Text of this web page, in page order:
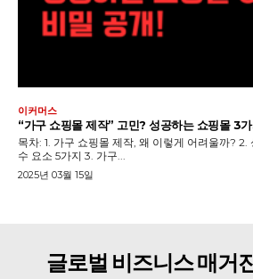
이커머스
“가구 쇼핑몰 제작” 고민? 성공하는 쇼핑몰 3
목차: 1. 가구 쇼핑몰 제작, 왜 이렇게 어려울까?
수 요소 5가지 3. 가구...
2025년 03월 15일
글로벌 비즈니스 매거